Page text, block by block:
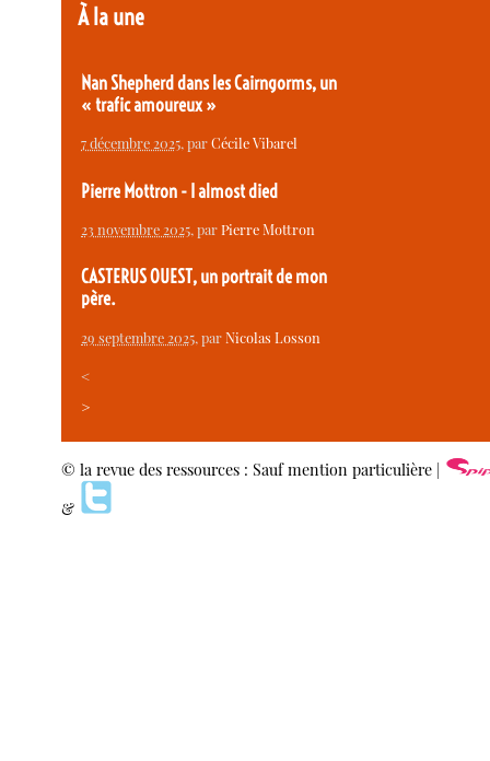
À la une
Nan Shepherd dans les Cairngorms, un
« trafic amoureux »
7 décembre 2025, parCécile Vibarel
Pierre Mottron - I almost died
23 novembre 2025, parPierre Mottron
CASTERUS OUEST, un portrait de mon
père.
29 septembre 2025, parNicolas Losson
<
>
© la revue des ressources : Sauf mention particulière |
&